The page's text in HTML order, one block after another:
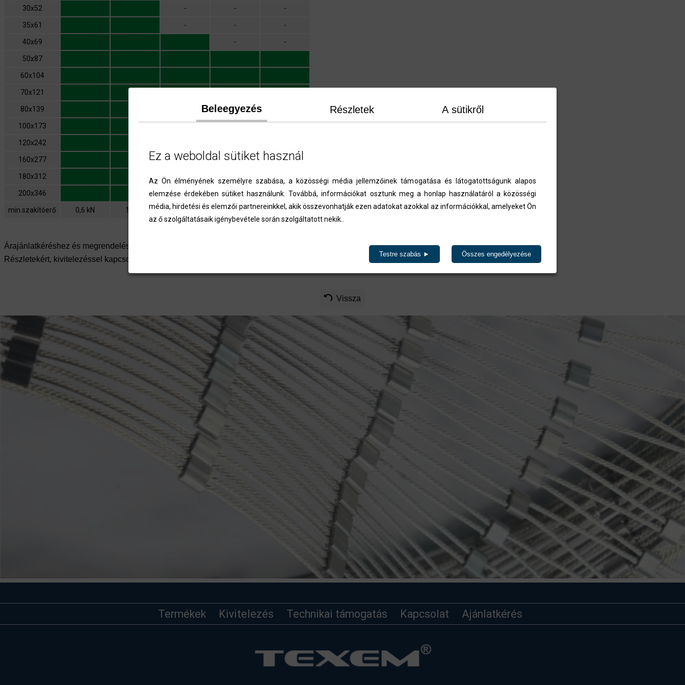
30x52 - - -
35x61 - - -
40x69 - -
50x87
60x104
70x121
80x139
100x173
120x242
160x277
180x312
200x346
min.szakítóerő 0,6 kN 1,3 kN 2,3 kN 4,8 kN -
Árajánlatkéréshez és megrendeléshez minden esetben a kötélháló parmétereinek pontosítása szükséges.
Részletekért, kivitelezéssel kapcsolatban keressen minket!
Vissza
Termékek Kivitelezés Technikai támogatás Kapcsolat Ajánlatkérés
Beleegyezés Részletek A sütikről
Ez a weboldal sütiket használ
Az Ön élményének személyre szabása, a közösségi média jellemzőinek támogatása és látogatottságunk alapos
elemzése érdekében sütiket használunk. Továbbá, információkat osztunk meg a honlap használatáról a közösségi
média, hirdetési és elemzői partnereinkkel, akik összevonhatják ezen adatokat azokkal az információkkal, amelyeket Ön
az ő szolgáltatásaik igénybevétele során szolgáltatott nekik..
Testre szabás ► Összes engedélyezése